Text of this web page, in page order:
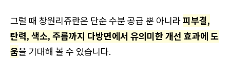
그럴 때 창원리쥬란은 단순 수분 공급 뿐 아니라피부결,
탄력, 색소, 주름까지 다방면에서 유의미한 개선 효과에 도
움을 기대해 볼 수 있습니다.